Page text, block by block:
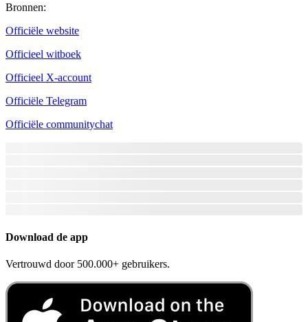
Bronnen:
Officiële website
Officieel witboek
Officieel X-account
Officiële Telegram
Officiële communitychat
Download de app
Vertrouwd door 500.000+ gebruikers.